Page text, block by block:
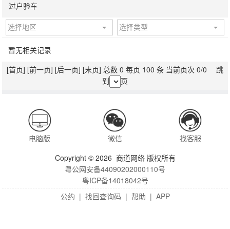
过户验车
选择地区 选择类型
暂无相关记录
[首页] [前一页] [后一页] [末页] 总数 0 每页 100 条 当前页次 0/0 跳
到
页
电脑版 微信
找客服
Copyright © 2026 商道网络 版权所有
粤公网安备44090202000110号
粤ICP备14018042号
公约 | 找回查询码 | 帮助 | APP